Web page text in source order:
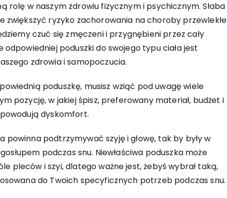
rolę w naszym zdrowiu fizycznym i psychicznym. Słaba
zwiększyć ryzyko zachorowania na choroby przewlekłe
czuć się zmęczeni i przygnębieni przez cały
odpowiedniej poduszki do swojego typu ciała jest
zdrowia i samopoczucia.
poduszkę, musisz wziąć pod uwagę wiele
pozycję, w jakiej śpisz, preferowany materiał, budżet i
dyskomfort.
powinna podtrzymywać szyję i głowę, tak by były w
podczas snu. Niewłaściwa poduszka może
pleców i szyi, dlatego ważne jest, żebyś wybrał taką,
do Twoich specyficznych potrzeb podczas snu.